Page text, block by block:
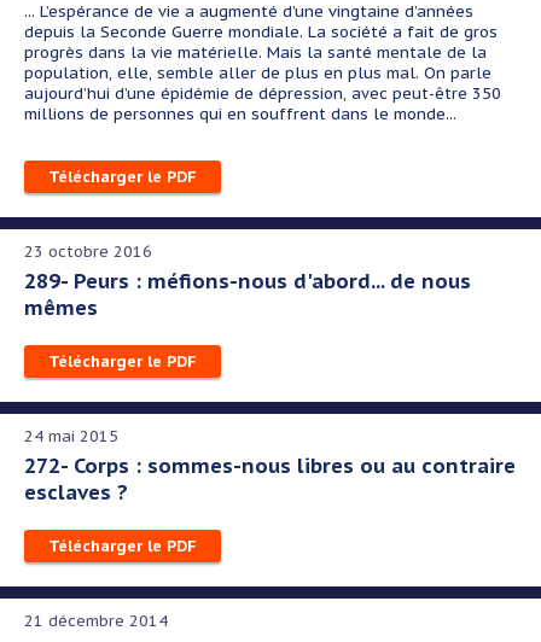
... L’espérance de vie a augmenté d’une vingtaine d’années
depuis la Seconde Guerre mondiale. La société a fait de gros
progrès dans la vie matérielle. Mais la santé mentale de la
population, elle, semble aller de plus en plus mal. On parle
aujourd’hui d’une épidémie de dépression, avec peut-être 350
millions de personnes qui en souffrent dans le monde...
Télécharger le PDF
23 octobre 2016
289- Peurs : méfions-nous d'abord... de nous
mêmes
Télécharger le PDF
24 mai 2015
272- Corps : sommes-nous libres ou au contraire
esclaves ?
Télécharger le PDF
21 décembre 2014